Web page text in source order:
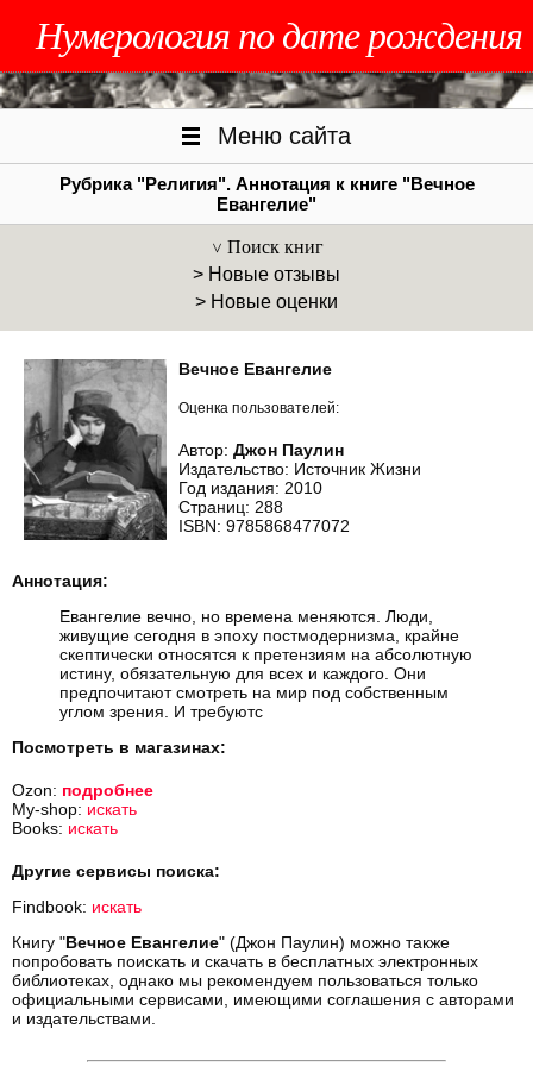
Нумерология по дате рождения
Меню сайта
Рубрика "Религия". Аннотация к книге "Вечное
Евангелие"
Поиск книг
> Новые отзывы
> Новые оценки
Вечное Евангелие
Оценка пользователей:
Автор: Джон Паулин
Издательство: Источник Жизни
Год издания: 2010
Страниц: 288
ISBN: 9785868477072
Аннотация:
Евангелие вечно, но времена меняются. Люди,
живущие сегодня в эпоху постмодернизма, крайне
скептически относятся к претензиям на абсолютную
истину, обязательную для всех и каждого. Они
предпочитают смотреть на мир под собственным
углом зрения. И требуютс
Посмотреть в магазинах:
Ozon: подробнее
My-shop: искать
Books: искать
Другие сервисы поиска:
Findbook: искать
Книгу "Вечное Евангелие" (Джон Паулин) можно также
попробовать поискать и скачать в бесплатных электронных
библиотеках, однако мы рекомендуем пользоваться только
официальными сервисами, имеющими соглашения с авторами
и издательствами.